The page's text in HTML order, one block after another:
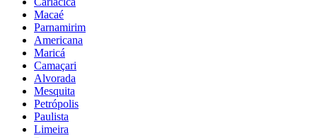
Macaé
Parnamirim
Americana
Maricá
Camaçari
Alvorada
Mesquita
Petrópolis
Paulista
Limeira